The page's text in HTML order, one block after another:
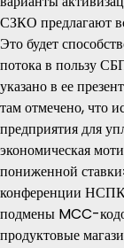
СЗКО предлагают
Это будет
потока в пользу
указано в ее
там отмечено, что
предприятия для
экономическая
пониженной
конференции НСПК
подмены MCC-
продуктовые